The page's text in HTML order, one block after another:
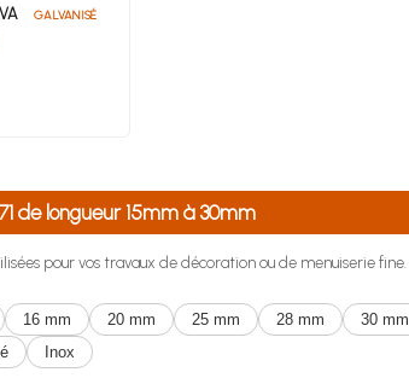
GALVANISÉ
de longueur 15mm à 30mm
pour vos travaux de décoration ou de menuiserie fine.
16 mm 20 mm 25 mm 28 mm
30 mm
Inox